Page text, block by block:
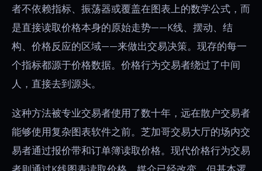
者不依赖指标、振荡器或覆盖在图表上的数学公式，而
是直接读取价格本身的原始走势——K线、摆动、结
构、价格反应的区域——来做出交易决策。现存的每一
个指标都源于价格数据。价格行为交易者绕过了中间
人，直接去到源头。
这种方法被专业交易者使用了数十年，远在散户交易者
能够使用复杂图表软件之前。芝加哥交易大厅的场内交
易者通过报价带和订单簿读取价格。现代价格行为交易